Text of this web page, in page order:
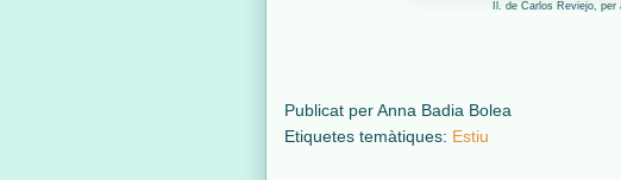
Il. de Carlos Reviejo, per
Publicat perAnna Badia Bolea
Etiquetes temàtiques: Estiu